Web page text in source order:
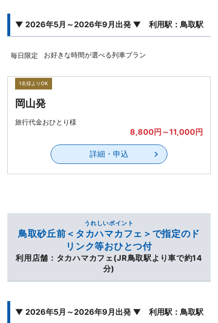
▼ 2026年5月～2026年9月出発 ▼ 利用駅：鳥取駅
毎日限定 お好きな時間が選べる列車プラン
1名様よりOK
岡山発
旅行代金おひとり様
8,800円～11,000円
詳細・申込
うれしいポイント
鳥取砂丘前＜タカハマカフェ＞で指定のド
リンク等おひとつ付
利用店舗：タカハマカフェ(JR鳥取駅より車で約14
分)
▼ 2026年5月～2026年9月出発 ▼ 利用駅：鳥取駅